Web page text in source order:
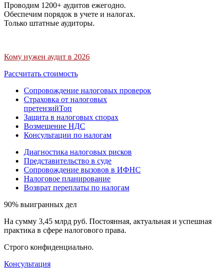
Проводим 1200+ аудитов ежегодно.
Обеспечим порядок в учете и налогах.
Только штатные аудиторы.
Кому нужен аудит в 2026
Рассчитать стоимость
Сопровождение налоговых проверок
Страховка от налоговых
претензийТоп
Защита в налоговых спорах
Возмещение НДС
Консультации по налогам
Диагностика налоговых рисков
Представительство в суде
Сопровождение вызовов в ИФНС
Налоговое планирование
Возврат переплаты по налогам
90% выигранных дел
На сумму 3,45 млрд руб. Постоянная, актуальная и успешная
практика в сфере налогового права.
Строго конфиденциально.
Консультация